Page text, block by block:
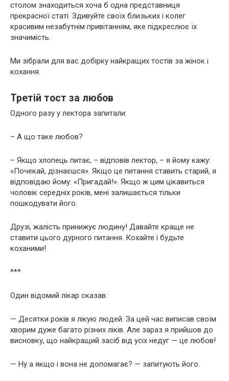
столом знаходиться хоча б одна представниця
прекрасної статі. Здивуйте своїх близьких і колег
красивим незабутнім привітанням, яке підкреслює їх
значимість.
Ми зібрали для вас добірку найкращих тостів за жінок і
кохання.
Третій тост за любов
Одного разу у лектора запитали:
– А що таке любов?
– Якщо хлопець питає, – відповів лектор, – я йому кажу:
«Почекай, дізнаєшся». Якщо це питання ставить старий, я
відповідаю йому: «Пригадай!». Якщо ж цим цікавиться
чоловік середніх років, мені залишається тільки
пошкодувати його.
Друзі, жалість принижує людину! Давайте краще не
ставити цього дурного питання. Кохайте і будьте
коханими!
***
Один відомий лікар сказав:
— Десятки років я лікую людей. За цей час виписав своїм
хворим дуже багато різних ліків. Але зараз я прийшов до
висновку, що найкращий засіб від усіх недуг — це любов!
— Ну а якщо і вона не допомагає? — запитують його.